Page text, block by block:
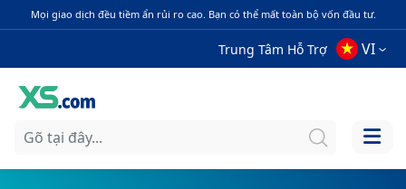
Mọi giao dịch đều tiềm ẩn rủi ro cao. Bạn có thể mất toàn bộ vốn đầu tư.
Trung Tâm Hỗ Trợ VI